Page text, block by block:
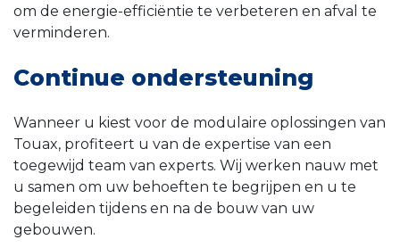
om de energie-efficiëntie te verbeteren en afval te
verminderen.
Continue ondersteuning
Wanneer u kiest voor de modulaire oplossingen van
Touax, profiteert u van de expertise van een
toegewijd team van experts. Wij werken nauw met
u samen om uw behoeften te begrijpen en u te
begeleiden tijdens en na de bouw van uw
gebouwen.